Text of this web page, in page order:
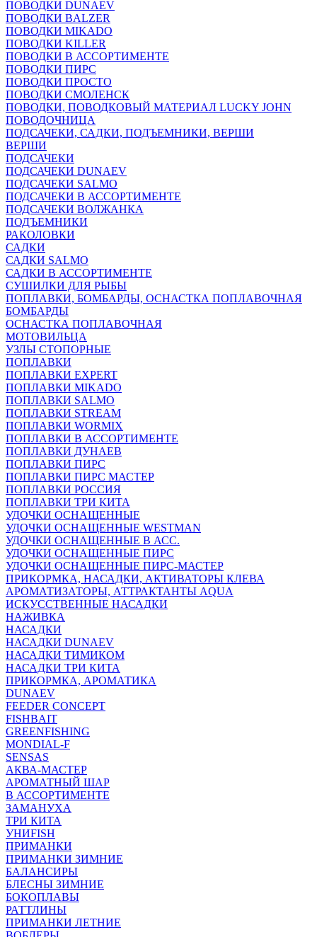
ПОВОДКИ DUNAEV
ПОВОДКИ BALZER
ПОВОДКИ MIKADO
ПОВОДКИ KILLER
ПОВОДКИ В АССОРТИМЕНТЕ
ПОВОДКИ ПИРС
ПОВОДКИ ПРОСТО
ПОВОДКИ СМОЛЕНСК
ПОВОДКИ, ПОВОДКОВЫЙ МАТЕРИАЛ LUCKY JOHN
ПОВОДОЧНИЦА
ПОДСАЧЕКИ, САДКИ, ПОДЪЕМНИКИ, ВЕРШИ
ВЕРШИ
ПОДСАЧЕКИ
ПОДСАЧЕКИ DUNAEV
ПОДСАЧЕКИ SALMO
ПОДСАЧЕКИ В АССОРТИМЕНТЕ
ПОДСАЧЕКИ ВОЛЖАНКА
ПОДЪЕМНИКИ
РАКОЛОВКИ
САДКИ
САДКИ SALMO
САДКИ В АССОРТИМЕНТЕ
СУШИЛКИ ДЛЯ РЫБЫ
ПОПЛАВКИ, БОМБАРДЫ, ОСНАСТКА ПОПЛАВОЧНАЯ
БОМБАРДЫ
ОСНАСТКА ПОПЛАВОЧНАЯ
МОТОВИЛЬЦА
УЗЛЫ СТОПОРНЫЕ
ПОПЛАВКИ
ПОПЛАВКИ EXPERT
ПОПЛАВКИ MIKADO
ПОПЛАВКИ SALMO
ПОПЛАВКИ STREAM
ПОПЛАВКИ WORMIX
ПОПЛАВКИ В АССОРТИМЕНТЕ
ПОПЛАВКИ ДУНАЕВ
ПОПЛАВКИ ПИРС
ПОПЛАВКИ ПИРС МАСТЕР
ПОПЛАВКИ РОССИЯ
ПОПЛАВКИ ТРИ КИТА
УДОЧКИ ОСНАЩЕННЫЕ
УДОЧКИ ОСНАЩЕННЫЕ WESTMAN
УДОЧКИ ОСНАЩЕННЫЕ В АСС.
УДОЧКИ ОСНАЩЕННЫЕ ПИРС
УДОЧКИ ОСНАЩЕННЫЕ ПИРС-МАСТЕР
ПРИКОРМКА, НАСАДКИ, АКТИВАТОРЫ КЛЕВА
АРОМАТИЗАТОРЫ, АТТРАКТАНТЫ AQUA
ИСКУССТВЕННЫЕ НАСАДКИ
НАЖИВКА
НАСАДКИ
НАСАДКИ DUNAEV
НАСАДКИ ТИМИКОМ
НАСАДКИ ТРИ КИТА
ПРИКОРМКА, АРОМАТИКА
DUNAEV
FEEDER CONCEPT
FISHBAIT
GREENFISHING
MONDIAL-F
SENSAS
АКВА-МАСТЕР
АРОМАТНЫЙ ШАР
В АССОРТИМЕНТЕ
ЗАМАНУХА
ТРИ КИТА
УНИFISH
ПРИМАНКИ
ПРИМАНКИ ЗИМНИЕ
БАЛАНСИРЫ
БЛЕСНЫ ЗИМНИЕ
БОКОПЛАВЫ
РАТТЛИНЫ
ПРИМАНКИ ЛЕТНИЕ